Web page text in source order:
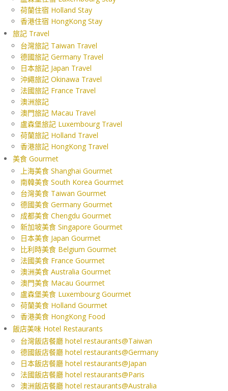
荷蘭住宿 Holland Stay
香港住宿 HongKong Stay
旅記 Travel
台灣旅記 Taiwan Travel
德國旅記 Germany Travel
日本旅記 Japan Travel
沖繩旅記 Okinawa Travel
法國旅記 France Travel
澳洲旅記
澳門旅記 Macau Travel
盧森堡旅記 Luxembourg Travel
荷蘭旅記 Holland Travel
香港旅記 HongKong Travel
美食 Gourmet
上海美食 Shanghai Gourmet
南韓美食 South Korea Gourmet
台灣美食 Taiwan Gourmet
德國美食 Germany Gourmet
成都美食 Chengdu Gourmet
新加坡美食 Singapore Gourmet
日本美食 Japan Gourmet
比利時美食 Belgium Gourmet
法國美食 France Gourmet
澳洲美食 Australia Gourmet
澳門美食 Macau Gourmet
盧森堡美食 Luxembourg Gourmet
荷蘭美食 Holland Gourmet
香港美食 HongKong Food
飯店美味 Hotel Restaurants
台灣飯店餐廳 hotel restaurants@Taiwan
德國飯店餐廳 hotel restaurants@Germany
日本飯店餐廳 hotel restaurants@Japan
法國飯店餐廳 hotel restaurants@Paris
澳洲飯店餐廳 hotel restaurants@Australia